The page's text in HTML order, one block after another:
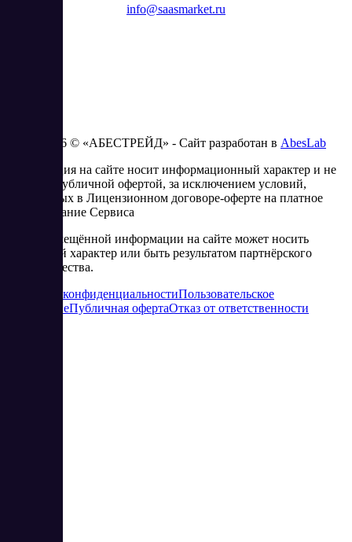
info@saasmarket.ru
2023 - 2026 © «АБЕСТРЕЙД» - Сайт разработан в AbesLab
Информация на сайте носит информационный характер и не
является публичной офертой, за исключением условий,
изложенных в Лицензионном договоре-оферте на платное
использование Сервиса
Часть размещённой информации на сайте может носить
рекламный характер или быть результатом партнёрского
сотрудничества.
Политика конфиденциальностиПользовательское
соглашениеПубличная офертаОтказ от ответственности